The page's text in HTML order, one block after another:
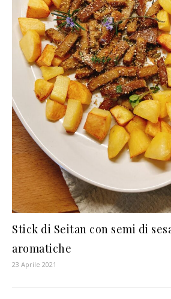
Stick di Seitan con semi di
aromatiche
23 Aprile 2021